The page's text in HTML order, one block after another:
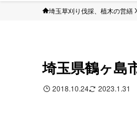
埼玉草刈り伐採、植木の営繕
埼玉県鶴ヶ島
2018.10.24 2023.1.31